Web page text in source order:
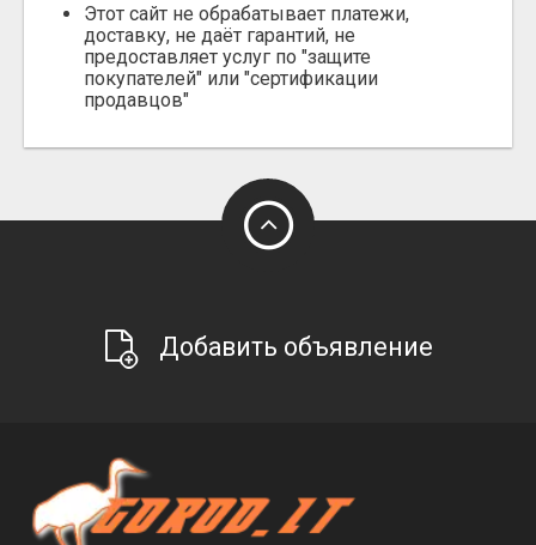
Этот сайт не обрабатывает платежи,
доставку, не даёт гарантий, не
предоставляет услуг по "защите
покупателей" или "сертификации
продавцов"
Добавить объявление